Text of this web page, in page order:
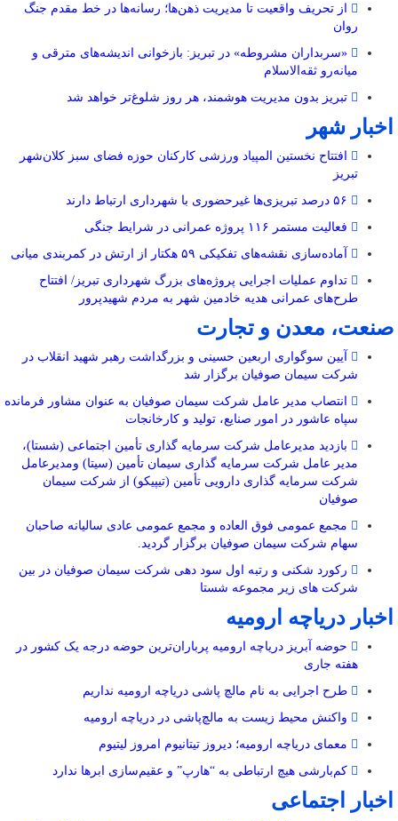
از تحریف واقعیت تا مدیریت ذهن‌ها؛ رسانه‌ها در خط مقدم جنگ
روان
«سربداران مشروطه» در تبریز: بازخوانی اندیشه‌های مترقی و
میانه‌رو ثقه‌الاسلام
تبریز بدون مدیریت هوشمند، هر روز شلوغ‌تر خواهد شد
اخبار شهر
افتتاح نخستین المپیاد ورزشی کارکنان حوزه فضای سبز کلان‌شهر
تبریز
فعالیت مستمر ۱۱۶ پروژه عمرانی در شرایط جنگی
آماده‌سازی نقشه‌های تفکیکی ۵۹ هکتار از ارتش در کمربندی میانی
تداوم عملیات اجرایی پروژه‌های بزرگ شهرداری تبریز/ افتتاح
طرح‌های عمرانی هدیه خادمین شهر به مردم شهیدپرور
صنعت، معدن و تجارت
آیین سوگواری اربعین حسینی و بزرگداشت رهبر شهید انقلاب در
شرکت سیمان صوفیان برگزار شد
انتصاب مدیر عامل شرکت سیمان صوفیان به عنوان مشاور فرمانده
سپاه عاشور در امور صنایع، تولید و کارخانجات
بازدید مدیرعامل شرکت سرمایه گذاری تأمین اجتماعی (شستا)،
مدیر عامل شرکت سرمایه گذاری سیمان تأمین (سیتا) ومدیرعامل
شرکت سرمایه گذاری دارویی تأمین (تیپیکو) از شرکت سیمان
صوفیان
مجمع عمومی فوق العاده و مجمع عمومی عادی سالیانه صاحبان
سهام شرکت سیمان صوفیان برگزار گردید.
رکورد شکنی و رتبه اول سود دهی شرکت سیمان صوفیان در بین
شرکت های زیر مجموعه شستا
اخبار دریاچه ارومیه
حوضه آبریز دریاچه ارومیه پرباران‌ترین حوضه‌ درجه یک کشور در
هفته جاری
طرح اجرایی به نام مالچ پاشی دریاچه ارومیه نداریم
واکنش محیط زیست به مالچ‌پاشی در دریاچه ارومیه
معمای دریاچه ارومیه؛ دیروز تیتانیوم امروز لیتیوم
کم‌بارشی هیچ ارتباطی به “هارپ” و عقیم‌سازی ابرها ندارد
اخبار اجتماعی